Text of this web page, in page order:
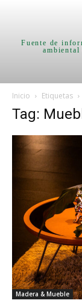
Fuente de
Inicio Etiquetas
Tag:
Madera & Mueble